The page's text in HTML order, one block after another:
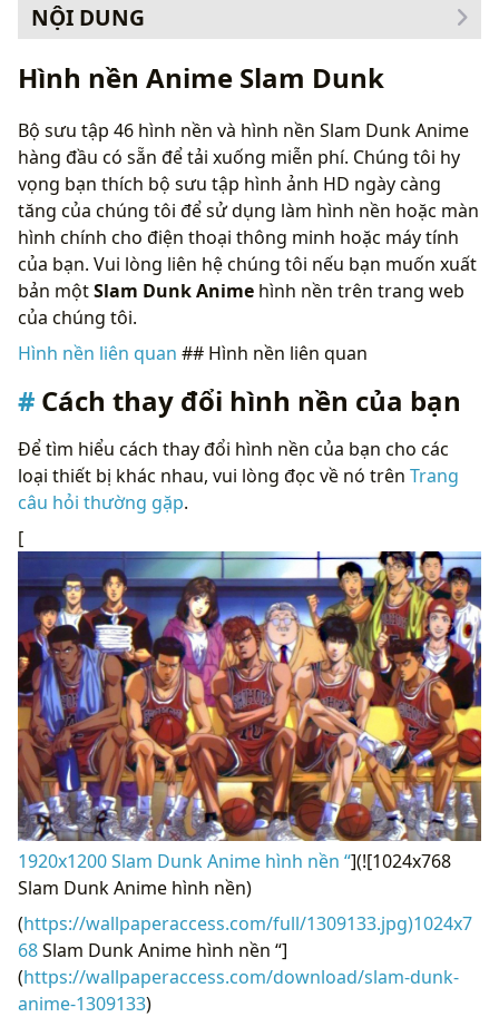
NỘI DUNG
Hình nền Anime Slam Dunk
Bộ sưu tập 46 hình nền và hình nền Slam Dunk Anime
hàng đầu có sẵn để tải xuống miễn phí. Chúng tôi hy
vọng bạn thích bộ sưu tập hình ảnh HD ngày càng
tăng của chúng tôi để sử dụng làm hình nền hoặc màn
hình chính cho điện thoại thông minh hoặc máy tính
của bạn. Vui lòng liên hệ chúng tôi nếu bạn muốn xuất
bản mộtSlam Dunk Anime hình nền trên trang web
của chúng tôi.
Hình nền liên quan ## Hình nền liên quan
Cách thay đổi hình nền của bạn
Để tìm hiểu cách thay đổi hình nền của bạn cho các
loại thiết bị khác nhau, vui lòng đọc về nó trên Trang
câu hỏi thường gặp.
[
1920x1200 Slam Dunk Anime hình nền “](![1024x768
Slam Dunk Anime hình nền)
(https://wallpaperaccess.com/full/1309133.jpg)1024x7
68Slam Dunk Anime hình nền “]
(https://wallpaperaccess.com/download/slam-dunk-
anime-1309133)